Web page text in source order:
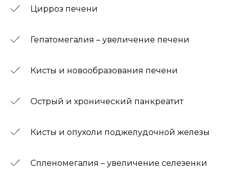
Цирроз печени
Гепатомегалия – увеличение печени
Кисты и новообразования печени
Острый и хронический панкреатит
Кисты и опухоли поджелудочной железы
Спленомегалия – увеличение селезенки